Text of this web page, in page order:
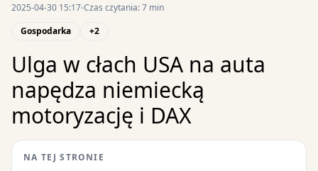
2025-04-30 15:17 Czas czytania: 7 min
Gospodarka
+2
Ulga w cłach USA na auta
napędza niemiecką
motoryzację i DAX
NA TEJ STRONIE